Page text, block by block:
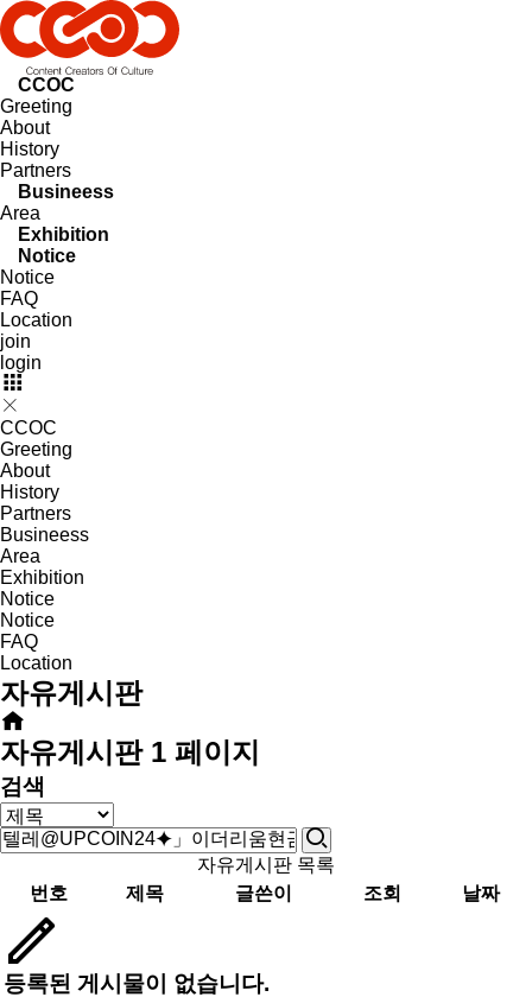
CCOC
Greeting
About
History
Partners
Busineess
Area
Exhibition
Notice
Notice
FAQ
Location
join
login
CCOC
Greeting
About
History
Partners
Busineess
Area
Exhibition
Notice
Notice
FAQ
Location
자유게시판
자유게시판 1 페이지
검색
자유게시판 목록
번호
제목 글쓴이 조회 날짜
등록된 게시물이 없습니다.